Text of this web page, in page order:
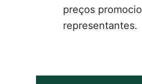
preços
representantes.